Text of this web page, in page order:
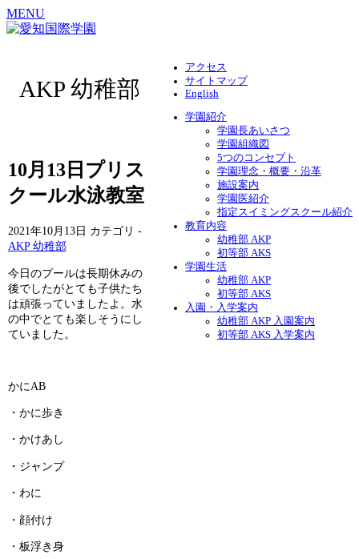
MENU
アクセス
サイトマップ
English
学園紹介
学園長あいさつ
学園組織図
5つのコンセプト
学園理念・概要・沿革
施設案内
学園医紹介
指定スイミングスクール紹介
教育内容
幼稚部 AKP
初等部 AKS
学園生活
幼稚部 AKP
初等部 AKS
入園・入学案内
幼稚部 AKP 入園案内
初等部 AKS 入学案内
AKP 幼稚部
10月13日プリス
クール水泳教室
2021年10月13日 カテゴリ -
AKP 幼稚部
今日のプールは長期休みの
後でしたがとても子供たち
は頑張っていましたよ。水
の中でとても楽しそうにし
ていました。
かにAB
・かに歩き
・かけあし
・ジャンプ
・わに
・顔付け
・板浮き身